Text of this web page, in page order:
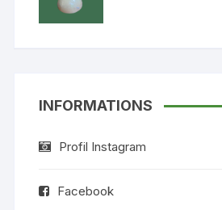
INFORMATIONS
Profil Instagram
Facebook